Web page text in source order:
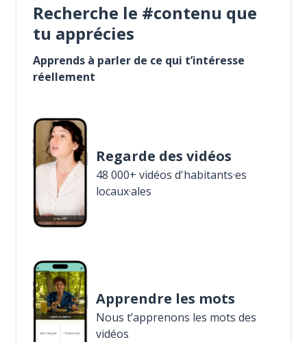
Recherche le #contenu que
tu apprécies
Apprends à parler de ce qui t’intéresse
réellement
Regarde des vidéos
48 000+ vidéos d'habitants·es
locaux·ales
Apprendre les mots
Nous t’apprenons les mots des
vidéos